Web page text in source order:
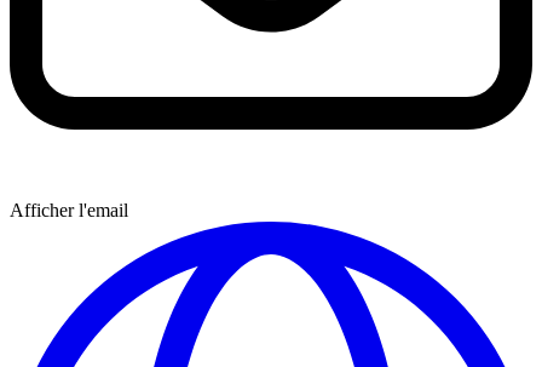
Afficher l'email